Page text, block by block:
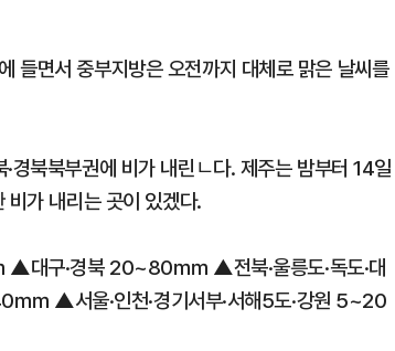
들면서 중부지방은 오전까지 대체로 맑은 날씨를
·경북북부권에 비가 내린ㄴ다. 제주는 밤부터 14일
가 내리는 곳이 있겠다.
구·경북 20~80㎜ ▲전북·울릉도·독도·대
▲서울·인천·경기서부·서해5도·강원 5~20